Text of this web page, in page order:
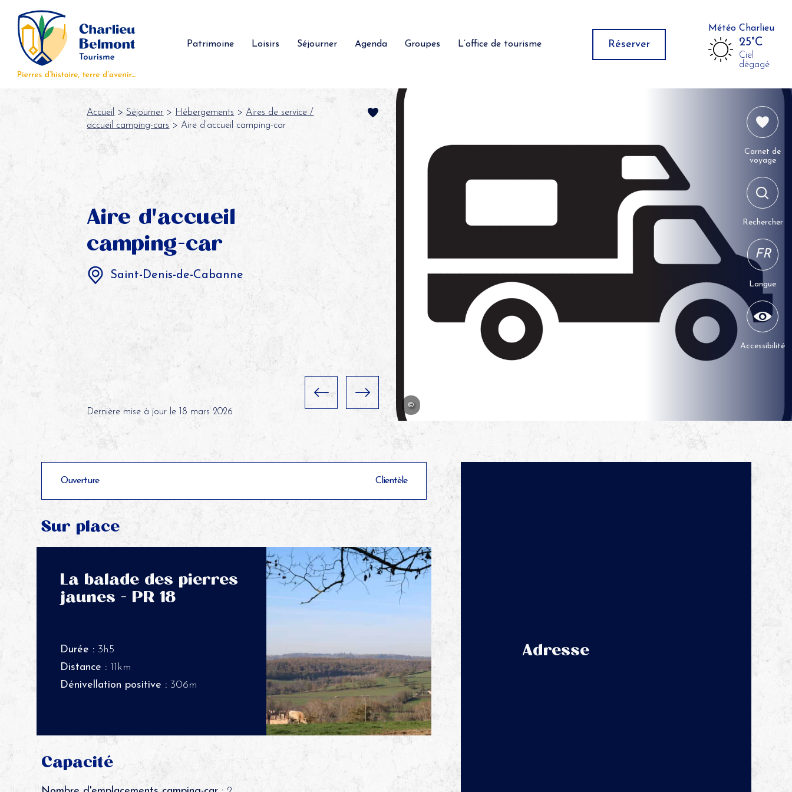
Patrimoine Loisirs Séjourner Agenda Groupes L’office de tourisme Réserver
Météo Charlieu
25°C
Ciel
dégagé
Carnet de
voyage
Rechercher
FR
Langue
Accessibilité
Accueil >Séjourner > Hébergements > Aires de service /
accueil camping-cars > Aire d’accueil camping-car
Aire d'accueil
camping-car
Saint-Denis-de-Cabanne
Dernière mise à jour le 18 mars 2026
©
Ouverture Clientèle
Sur place
La balade des pierres
jaunes - PR 18
Durée :3h5
Distance :11km
Dénivellation positive :306m
Capacité
Adresse
Panneau de gestion des cookies